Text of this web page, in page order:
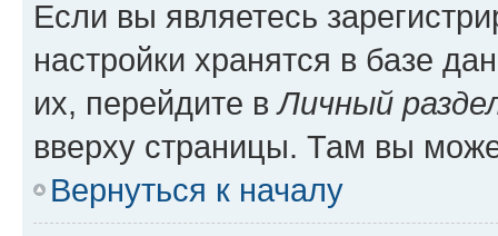
Если вы являетесь
настройки хранятся в базе
их, перейдите вЛичный
вверху страницы. Там вы
Вернуться к началу